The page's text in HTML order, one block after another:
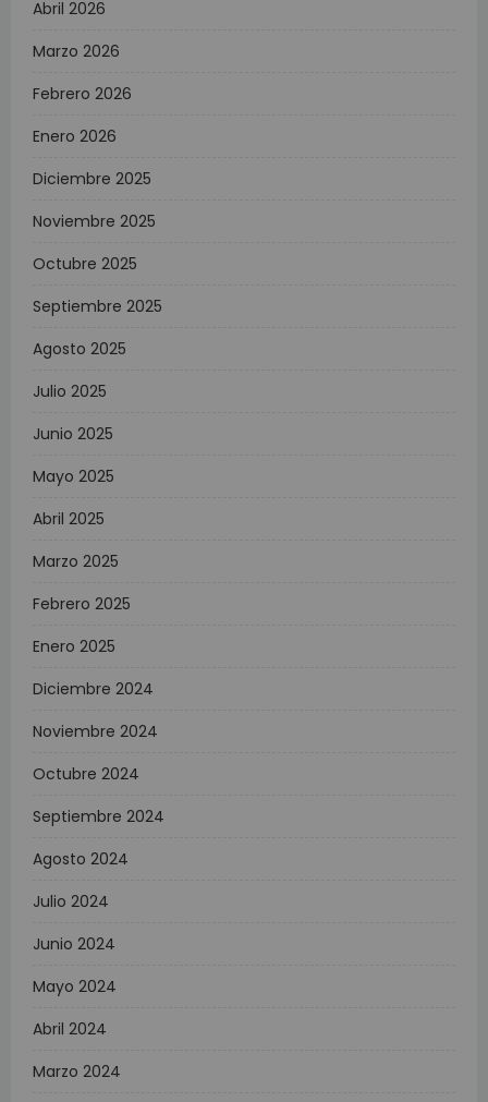
Abril 2026
Marzo 2026
Febrero 2026
Enero 2026
Diciembre 2025
Noviembre 2025
Octubre 2025
Septiembre 2025
Agosto 2025
Julio 2025
Junio 2025
Mayo 2025
Abril 2025
Marzo 2025
Febrero 2025
Enero 2025
Diciembre 2024
Noviembre 2024
Octubre 2024
Septiembre 2024
Agosto 2024
Julio 2024
Junio 2024
Mayo 2024
Abril 2024
Marzo 2024